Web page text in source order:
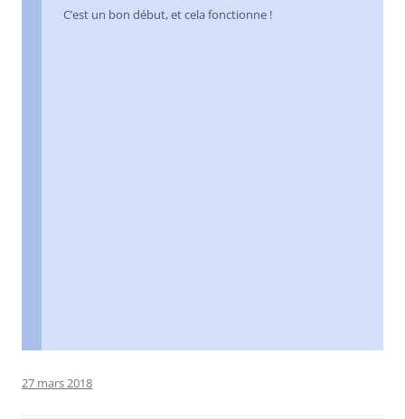
C’est un bon début, et cela fonctionne !
27 mars 2018